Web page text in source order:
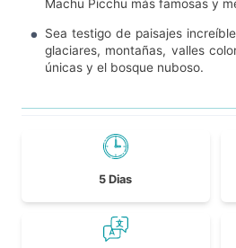
Machu Picchu más famosas y
Sea testigo de paisajes
glaciares, montañas, valles
únicas y el bosque nuboso.
5 Dias